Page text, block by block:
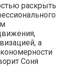
раскрыть
а
Соня